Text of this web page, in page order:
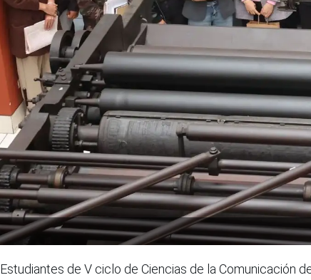
Estudiantes de V ciclo de Ciencias de la Comunicación